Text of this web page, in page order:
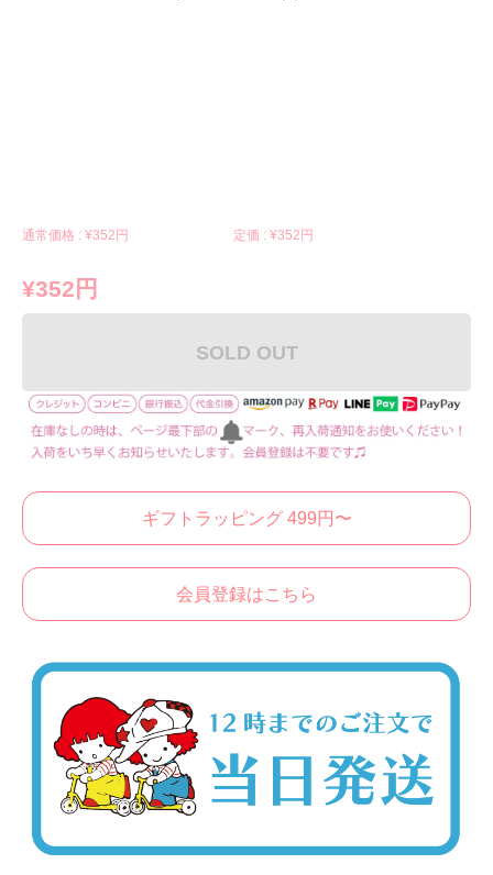
通常価格 : ¥352円 定価 : ¥352円
¥352円
SOLD OUT
ギフトラッピング 499円〜
会員登録はこちら